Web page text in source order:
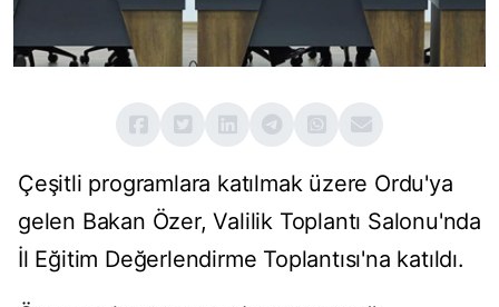
Çeşitli programlara katılmak üzere Ordu'ya
gelen Bakan Özer, Valilik Toplantı Salonu'nda
İl Eğitim Değerlendirme Toplantısı'na katıldı.